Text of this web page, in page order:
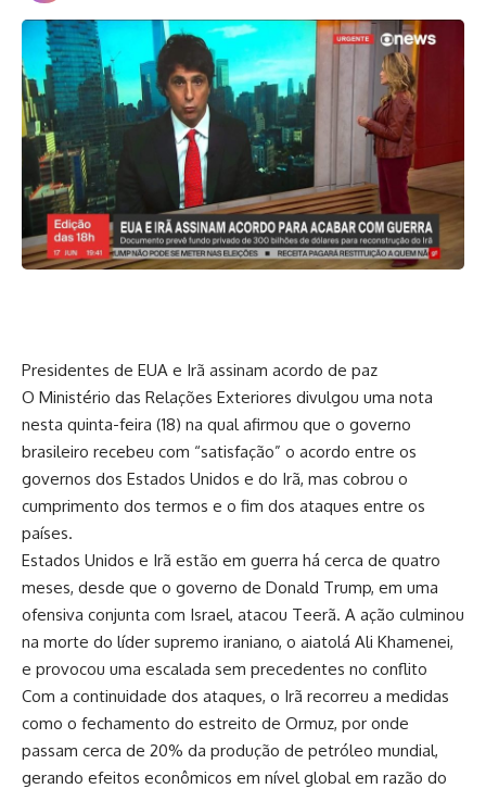
Presidentes de EUA e Irã assinam acordo de paz
O Ministério das Relações Exteriores divulgou uma nota
nesta quinta-feira (18) na qual afirmou que o governo
brasileiro recebeu com “satisfação” o acordo entre os
governos dos Estados Unidos e do Irã, mas cobrou o
cumprimento dos termos e o fim dos ataques entre os
países.
Estados Unidos e Irã estão em guerra há cerca de quatro
meses, desde que o governo de Donald Trump, em uma
ofensiva conjunta com Israel, atacou Teerã. A ação culminou
na morte do líder supremo iraniano, o aiatolá Ali Khamenei,
e provocou uma escalada sem precedentes no conflito
Com a continuidade dos ataques, o Irã recorreu a medidas
como o fechamento do estreito de Ormuz, por onde
passam cerca de 20% da produção de petróleo mundial,
gerando efeitos econômicos em nível global em razão do